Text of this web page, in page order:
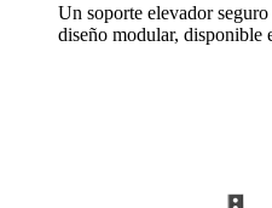
Un soporte elevador
diseño modular, disponible